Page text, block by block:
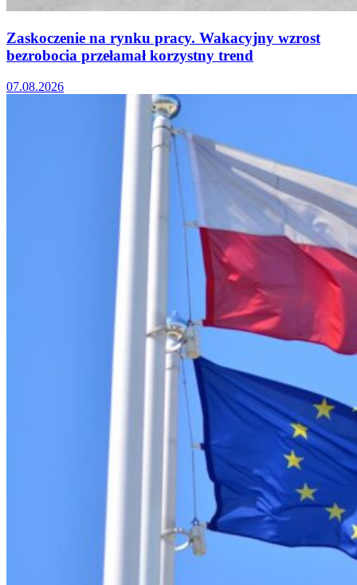
Zaskoczenie na rynku pracy. Wakacyjny wzrost
bezrobocia przełamał korzystny trend
07.08.2026